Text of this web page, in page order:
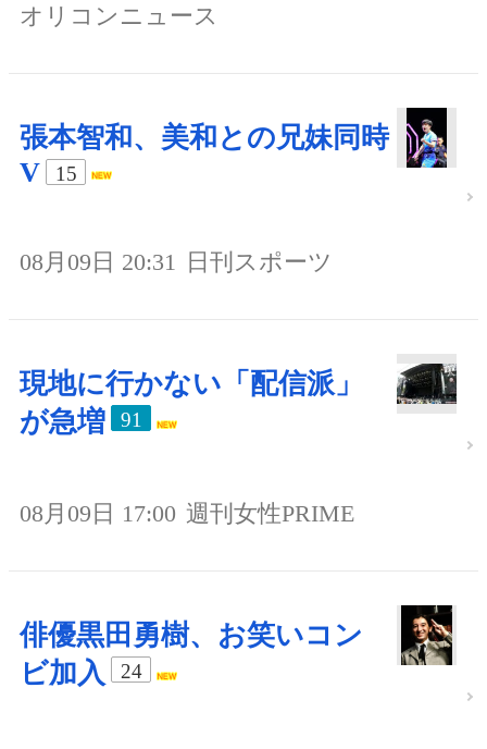
オリコンニュース
張本智和、美和との兄妹同時
V
15
08月09日 20:31 日刊スポーツ
現地に行かない「配信派」
が急増
91
08月09日 17:00 週刊女性PRIME
俳優黒田勇樹、お笑いコン
ビ加入
24